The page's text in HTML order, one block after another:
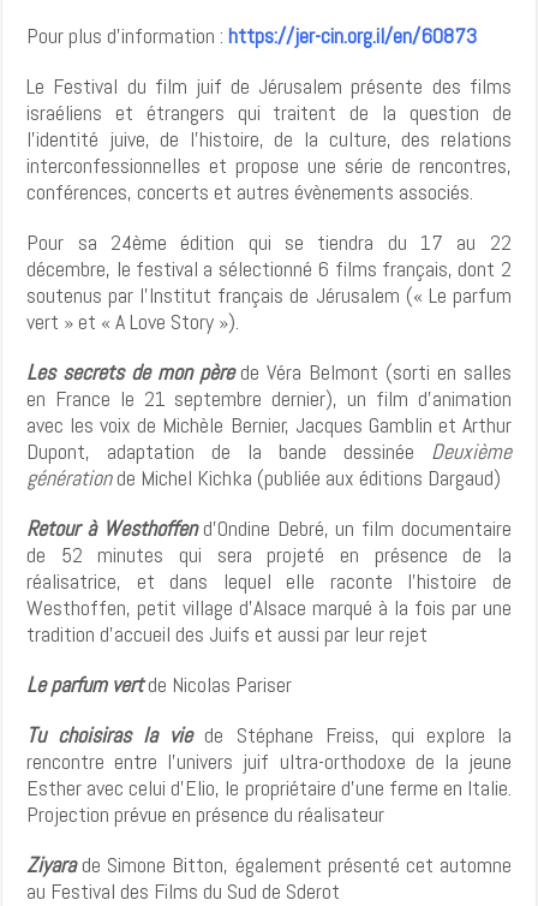
Pour plus d’information :https://jer-cin.org.il/en/60873
Le Festival du film juif de Jérusalem présente des films
israéliens et étrangers qui traitent de la question de
l’identité juive, de l’histoire, de la culture, des relations
interconfessionnelles et propose une série de rencontres,
conférences, concerts et autres évènements associés.
Pour sa 24ème édition qui se tiendra du 17 au 22
décembre, le festival a sélectionné 6 films français, dont 2
soutenus par l’Institut français de Jérusalem (« Le parfum
vert » et « A Love Story »).
Les secrets de mon pèrede Véra Belmont (sorti en salles
en France le 21 septembre dernier), un film d’animation
avec les voix de Michèle Bernier, Jacques Gamblin et Arthur
Dupont, adaptation de la bande dessinée Deuxième
générationde Michel Kichka (publiée aux éditions Dargaud)
Retour à Westhoffend’Ondine Debré, un film documentaire
de 52 minutes qui sera projeté en présence de la
réalisatrice, et dans lequel elle raconte l’histoire de
Westhoffen, petit village d’Alsace marqué à la fois par une
tradition d’accueil des Juifs et aussi par leur rejet
Le parfum vert de Nicolas Pariser
Tu choisiras la viede Stéphane Freiss, qui explore la
rencontre entre l’univers juif ultra-orthodoxe de la jeune
Esther avec celui d’Elio, le propriétaire d’une ferme en Italie.
Projection prévue en présence du réalisateur
Ziyarade Simone Bitton, également présenté cet automne
au Festival des Films du Sud de Sderot